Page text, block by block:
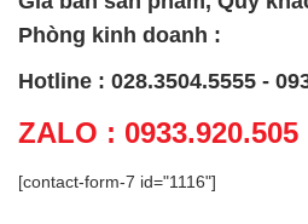
Phòng kinh doanh :
Hotline : 028.3504.5555 -
ZALO : 0933.920.505
[contact-form-7 id="1116"]